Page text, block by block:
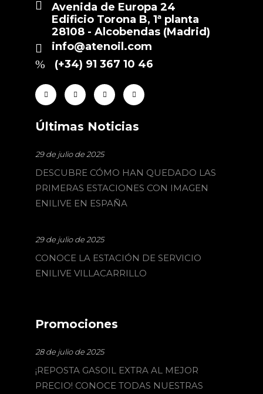
Avenida de Europa 24
Edificio Torona B, 1ª planta
28108 - Alcobendas (Madrid)
info@atenoil.com
(+34) 91 367 10 46
Últimas Noticias
29 de julio de 2025
DESCUBRE CÓMO HAN QUEDADO LAS
PRIMERAS ESTACIONES CON IMAGEN
ENILIVE EN ESPAÑA
29 de julio de 2025
CONOCE LA ESTACIÓN DE SERVICIO
ENILIVE VILLACARRILLO
Promociones
28 de julio de 2025
¡REPOSTA GASOIL EXTRA AL MEJOR
PRECIO! CONOCE TODAS NUESTRAS